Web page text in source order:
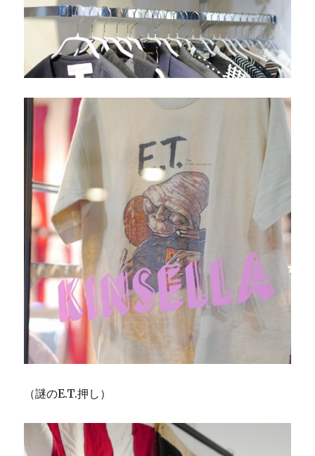
（謎のE.T.押し）